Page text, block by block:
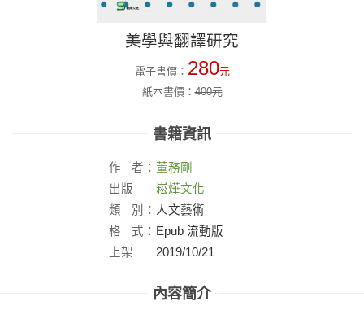
美學與翻譯研究
電子書價： 280元
紙本書價：400元
書籍資訊
作 者： 董務剛
出版
社：
崧燁文化
類
別： 人文藝術
格
式： Epub 流動版
上架
2019/10/21
內容簡介